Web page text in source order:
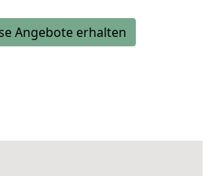
Angebote erhalten